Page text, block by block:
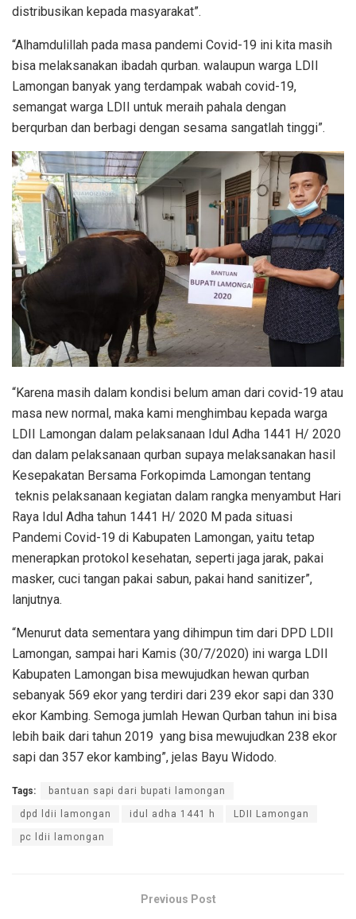
distribusikan kepada masyarakat”.
“Alhamdulillah pada masa pandemi Covid-19 ini kita masih
bisa melaksanakan ibadah qurban. walaupun warga LDII
Lamongan banyak yang terdampak wabah covid-19,
semangat warga LDII untuk meraih pahala dengan
berqurban dan berbagi dengan sesama sangatlah tinggi”.
“Karena masih dalam kondisi belum aman dari covid-19 atau
masa new normal, maka kami menghimbau kepada warga
LDII Lamongan dalam pelaksanaan Idul Adha 1441 H/ 2020
dan dalam pelaksanaan qurban supaya melaksanakan hasil
Kesepakatan Bersama Forkopimda Lamongan tentang
teknis pelaksanaan kegiatan dalam rangka menyambut Hari
Raya Idul Adha tahun 1441 H/ 2020 M pada situasi
Pandemi Covid-19 di Kabupaten Lamongan, yaitu tetap
menerapkan protokol kesehatan, seperti jaga jarak, pakai
masker, cuci tangan pakai sabun, pakai hand sanitizer”,
lanjutnya.
“Menurut data sementara yang dihimpun tim dari DPD LDII
Lamongan, sampai hari Kamis (30/7/2020) ini warga LDII
Kabupaten Lamongan bisa mewujudkan hewan qurban
sebanyak 569 ekor yang terdiri dari 239 ekor sapi dan 330
ekor Kambing. Semoga jumlah Hewan Qurban tahun ini bisa
lebih baik dari tahun 2019 yang bisa mewujudkan 238 ekor
sapi dan 357 ekor kambing”, jelas Bayu Widodo.
Tags: bantuan sapi dari bupati lamongan
dpd ldii lamongan idul adha 1441 h LDII Lamongan
pc ldii lamongan
Previous Post